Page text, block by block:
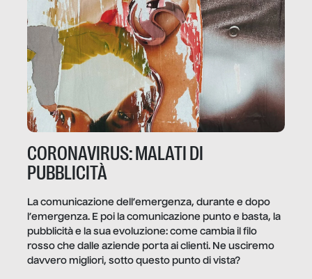
CORONAVIRUS: MALATI DI
PUBBLICITÀ
La comunicazione dell’emergenza, durante e dopo
l’emergenza. E poi la comunicazione punto e basta, la
pubblicità e la sua evoluzione: come cambia il filo
rosso che dalle aziende porta ai clienti. Ne usciremo
davvero migliori, sotto questo punto di vista?